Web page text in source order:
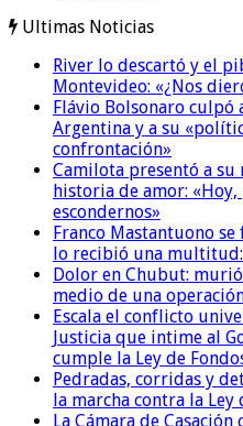
Ultimas Noticias
River lo descartó y el
Montevideo: «¿Nos
Flávio Bolsonaro culpó
Argentina y a su
confrontación»
Camilota presentó a su
historia de amor:
escondernos»
Franco Mastantuono
lo recibió una
Dolor en Chubut:
medio de una
Escala el conflicto
Justicia que intime al
cumple la Ley de
Pedradas, corridas y
la marcha contra la
La Cámara de